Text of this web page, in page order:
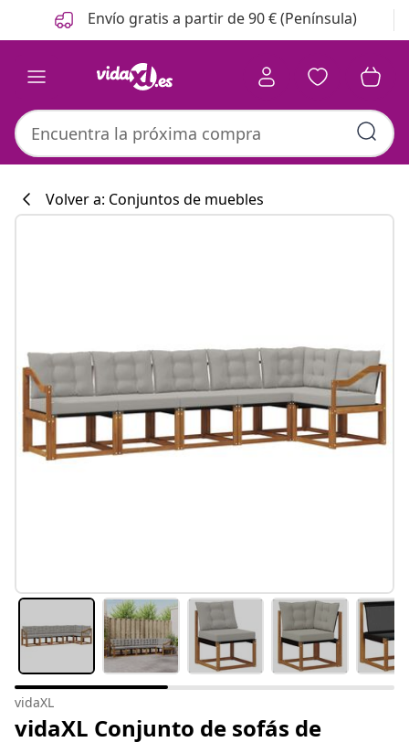
Anterior
Siguiente Envío gratis a partir de 90 € (Península)
#sharemevidaxl
Volver a: Conjuntos de muebles
vidaXL
vidaXL Conjunto de sofás de